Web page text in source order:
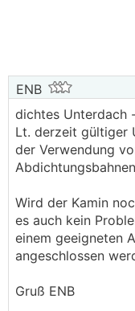
ENB
dichtes Unterdach
Lt. derzeit gültiger
der Verwendung
Wird der Kamin
es auch kein
einem geeigneten
angeschlossen
Gruß ENB